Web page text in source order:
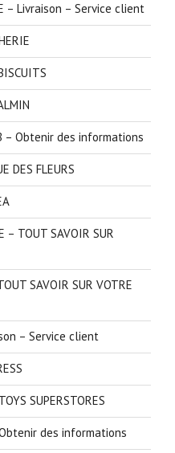
– Livraison – Service client
– Obtenir des informations
DES FLEURS
– TOUT SAVOIR SUR
SAVOIR SUR VOTRE
– Service client
SUPERSTORES
des informations